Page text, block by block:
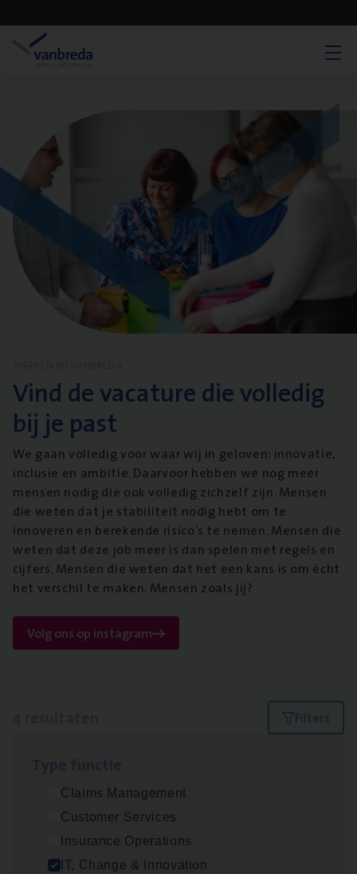
Vind de vacature die volledig
bij je past
We gaan volledig voor waar wij in geloven: innovatie,
inclusie en ambitie. Daarvoor hebben we nog meer
mensen nodig die ook volledig zichzelf zijn. Mensen
die weten dat je stabiliteit nodig hebt om te
innoveren en berekende risico’s te nemen. Mensen die
weten dat deze job meer is dan spelen met regels en
cijfers. Mensen die weten dat het een kans is om écht
het verschil te maken. Mensen zoals jij?
Volg ons op instagram
Filters
Claims Management
Customer Services
Insurance Operations
IT, Change & Innovation
(Agi­le)ITPro­ject Manager
IT, Change & Innovation
Antwerpen